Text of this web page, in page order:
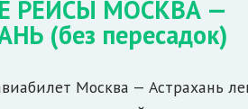
РЕЙСЫ МОСКВА —
(без пересадок)
Москва — Астрахань